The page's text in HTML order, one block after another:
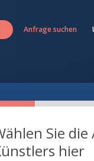
Anfrage suchen
Sie die
hier